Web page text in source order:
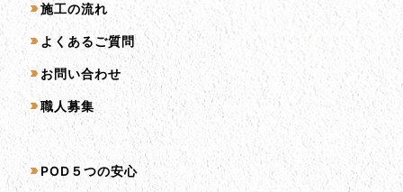
施工の流れ
よくあるご質問
お問い合わせ
職人募集
サービス一覧
POD５つの安心